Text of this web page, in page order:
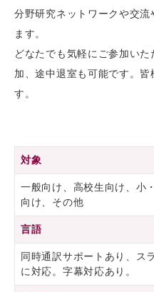
分野研究ネットワークや交
ます。
どなたでも気軽にご参加い
加、途中退室も可能です。
す。
対象
一般向け、高校生向け、小
向け、その他
言語
同時通訳サポートあり、ス
に対応。字幕対応あり。